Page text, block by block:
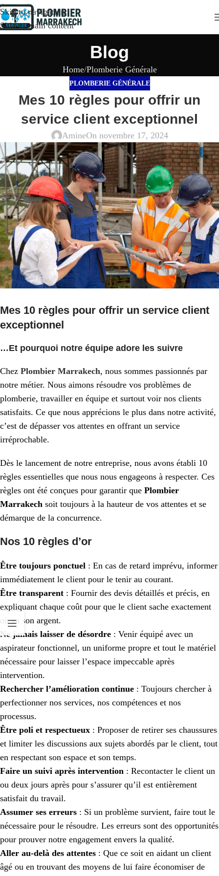
Skip to navigation
Skip to main content
Blog
Home Plomberie Générale
PLOMBERIE GÉNÉRALE
Mes 10 règles pour offrir un
service client exceptionnel
AmineOn novembre 17, 2024
Mes 10 règles pour offrir un service client
exceptionnel
…Et pourquoi notre équipe adore les suivre
Chez Plombier Marrakech, nous sommes passionnés par
notre métier. Nous aimons résoudre vos problèmes de
plomberie, travailler en équipe et surtout voir nos clients
satisfaits. Ce que nous apprécions le plus dans notre activité,
c’est de dépasser vos attentes en offrant un service
irréprochable.
Dès le lancement de notre entreprise, nous avons établi 10
règles essentielles que nous nous engageons à respecter. Ces
règles ont été conçues pour garantir que Plombier
Marrakech soit toujours à la hauteur de vos attentes et se
démarque de la concurrence.
Nos 10 règles d’or
Être toujours ponctuel : En cas de retard imprévu, informer
immédiatement le client pour le tenir au courant.
Être transparent : Fournir des devis détaillés et précis, en
expliquant chaque coût pour que le client sache exactement
où va son argent.
Ne jamais laisser de désordre : Venir équipé avec un
aspirateur fonctionnel, un uniforme propre et tout le matériel
nécessaire pour laisser l’espace impeccable après
intervention.
Rechercher l’amélioration continue : Toujours chercher à
perfectionner nos services, nos compétences et nos
processus.
Être poli et respectueux : Proposer de retirer ses chaussures
et limiter les discussions aux sujets abordés par le client, tout
en respectant son espace et son temps.
Faire un suivi après intervention : Recontacter le client un
ou deux jours après pour s’assurer qu’il est entièrement
satisfait du travail.
Assumer ses erreurs : Si un problème survient, faire tout le
nécessaire pour le résoudre. Les erreurs sont des opportunités
pour prouver notre engagement envers la qualité.
Aller au-delà des attentes : Que ce soit en aidant un client
âgé ou en trouvant des moyens de lui faire économiser de